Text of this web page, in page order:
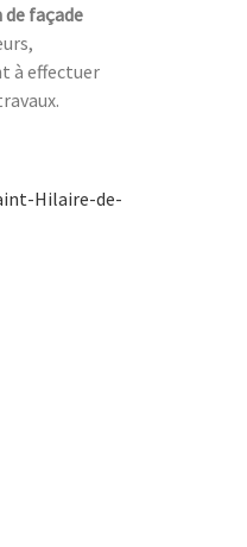
façade
à effectuer
Hilaire-de-